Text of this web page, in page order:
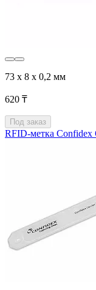
73 x 8 x 0,2 мм
620 ₸
Под заказ
RFID-метка Confidex